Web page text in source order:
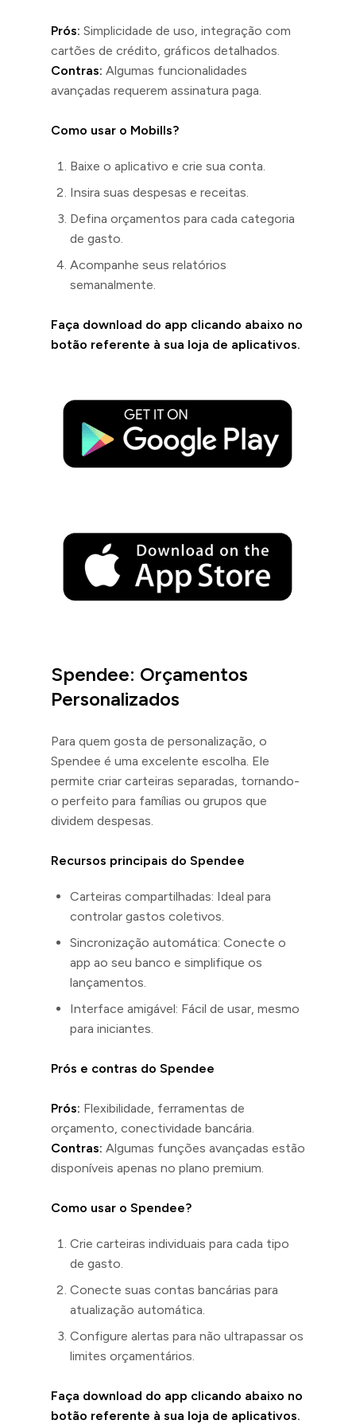
Prós: Simplicidade de uso, integração com
cartões de crédito, gráficos detalhados.
Contras: Algumas funcionalidades
avançadas requerem assinatura paga.
Como usar o Mobills?
Baixe o aplicativo e crie sua conta.
Insira suas despesas e receitas.
Defina orçamentos para cada categoria
de gasto.
Acompanhe seus relatórios
semanalmente.
Faça download do app clicando abaixo no
botão referente à sua loja de aplicativos.
Spendee: Orçamentos
Personalizados
Para quem gosta de personalização, o
Spendee é uma excelente escolha. Ele
permite criar carteiras separadas, tornando-
o perfeito para famílias ou grupos que
dividem despesas.
Recursos principais do Spendee
Carteiras compartilhadas: Ideal para
controlar gastos coletivos.
Sincronização automática: Conecte o
app ao seu banco e simplifique os
lançamentos.
Interface amigável: Fácil de usar, mesmo
para iniciantes.
Prós e contras do Spendee
Prós: Flexibilidade, ferramentas de
orçamento, conectividade bancária.
Contras: Algumas funções avançadas estão
disponíveis apenas no plano premium.
Como usar o Spendee?
Crie carteiras individuais para cada tipo
de gasto.
Conecte suas contas bancárias para
atualização automática.
Configure alertas para não ultrapassar os
limites orçamentários.
Faça download do app clicando abaixo no
botão referente à sua loja de aplicativos.